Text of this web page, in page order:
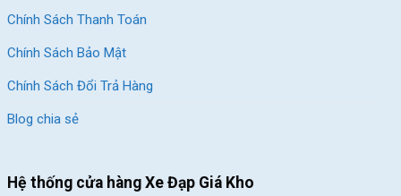
Chính Sách Thanh Toán
Chính Sách Bảo Mật
Chính Sách Đổi Trả Hàng
Blog chia sẻ
Hệ thống cửa hàng Xe Đạp Giá Kho